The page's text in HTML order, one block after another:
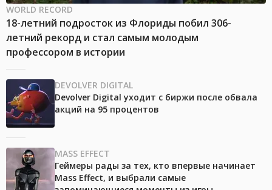
WORLD RECORD
18-летний подросток из Флориды побил 306-
летний рекорд и стал самым молодым
профессором в истории
DEVOLVER DIGITAL
Devolver Digital уходит с биржи после обвала
акций на 95 процентов
MASS EFFECT
Геймеры рады за тех, кто впервые начинает
Mass Effect, и выбрали самые